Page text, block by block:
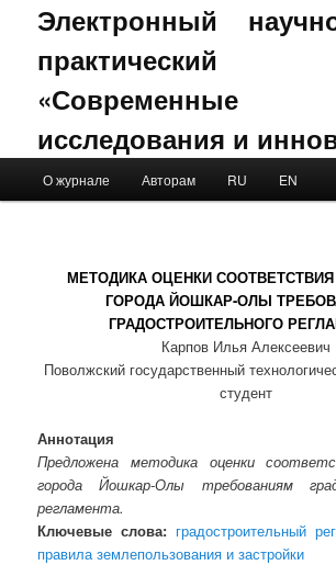
Электронный
практический
«Современные
исследования и
Skip to primary content
Skip to secondary content
О журнале Авторам RU EN
МЕТОДИКА ОЦЕНКИ
ГОРОДА ЙОШКАР-ОЛЫ
ГРАДОСТРОИТЕЛЬНОГО
Карпов Илья Алексеевич
Поволжский государственный
студент
Аннотация
Предложена методика оценки
города Йошкар-Олы требованиям
регламента.
Ключевые слова: градостроительный
правила землепользования и застройки